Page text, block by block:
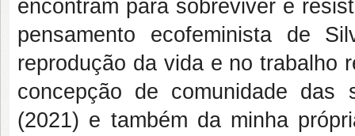
encontram para sobreviver e
pensamento ecofeminista de
reprodução da vida e no trabalho
concepção de comunidade das
(2021) e também da minha